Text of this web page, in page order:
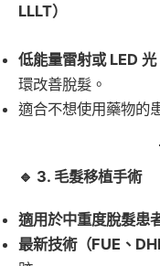
LLLT）
低能量雷射或 LED 光
環改善脫髮。
適合不想使用藥物的
🔹 3. 毛髮移植手術
適用於中重度脫髮患
最新技術（FUE、DHI